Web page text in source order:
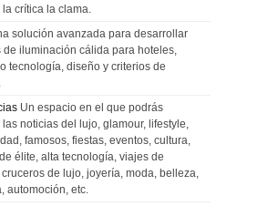
crítica la clama.
solución avanzada para desarrollar
de iluminación cálida para hoteles,
tecnología, diseño y criterios de
Un espacio en el que podrás
noticias del lujo, glamour, lifestyle,
famosos, fiestas, eventos, cultura,
élite, alta tecnología, viajes de
de lujo, joyería, moda, belleza,
automoción, etc.